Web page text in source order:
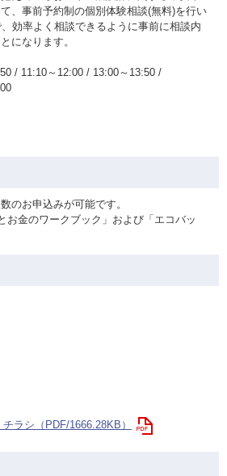
、事前予約制の個別体験相談(無料)を行い
効率よく相談できるように事前に相談内
になります。
/ 11:10～12:00 / 13:00～13:50 /
のお申込みが可能です。
お金のワークブック」および「エコバッ
ラシ（PDF/1666.28KB）